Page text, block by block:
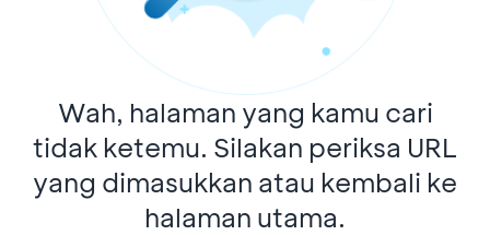
Wah, halaman yang kamu cari
tidak ketemu. Silakan periksa URL
yang dimasukkan atau kembali ke
halaman utama.